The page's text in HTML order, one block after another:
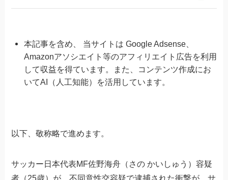
本記事を含め、 当サイトは Google Adsense、
Amazonアソシエイト等のアフィリエイト広告を利用
して収益を得ています。また、コンテンツ作成にお
いてAI（人工知能）を活用しています。
以下、敬称略で進めます。
サッカー日本代表MF佐野海舟（さの かいしゅう）容疑